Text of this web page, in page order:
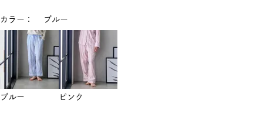
カラー ブルー
ブルー ピンク